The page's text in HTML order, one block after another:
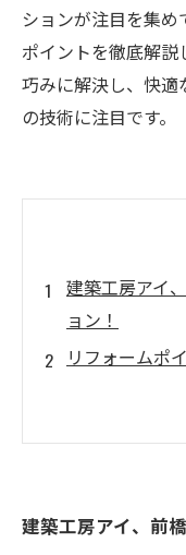
ションが注目を集
ポイントを徹底解説
巧みに解決し、快適
の技術に注目です。
建築工房アイ
ョン！
リフォームポ
リフォームポ
し冬も暖かく
建築工房アイ、前